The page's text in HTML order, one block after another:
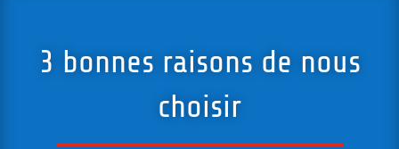
3 bonnes raisons de nous
choisir